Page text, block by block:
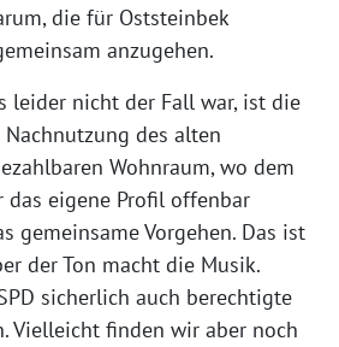
die für Oststeinbek
anzugehen.
leider nicht der Fall war, ist die
des alten
Wohnraum, wo dem
das eigene Profil offenbar
gemeinsame Vorgehen. Das ist
der Ton macht die Musik.
sicherlich auch berechtigte
Vielleicht finden wir aber noch